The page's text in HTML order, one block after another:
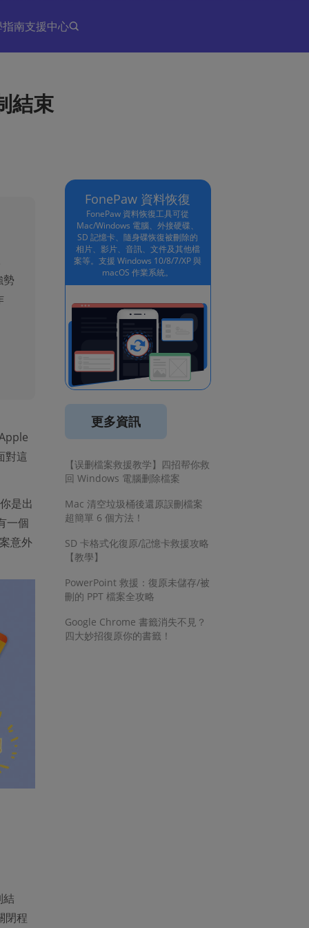
南支援中心
結束
勢
對這
是出
一個
意外
結
閉程
FonePaw 資料恢復
FonePaw 資料恢復工具可從
Mac/Windows 電腦、外接硬碟、
SD 記憶卡、隨身碟恢復被刪除的
相片、影片、音訊、文件及其他檔
案等。支援 Windows 10/8/7/XP 與
macOS 作業系統。
更多資訊
【误删檔案救援教学】四招帮你救
回 Windows 電腦删除檔案
Mac 清空垃圾桶後還原誤刪檔案
超簡單 6 個方法！
SD 卡格式化復原/記憶卡救援攻略
【教學】
PowerPoint 救援：復原未儲存/被
刪的 PPT 檔案全攻略
Google Chrome 書籤消失不見？
四大妙招復原你的書籤！